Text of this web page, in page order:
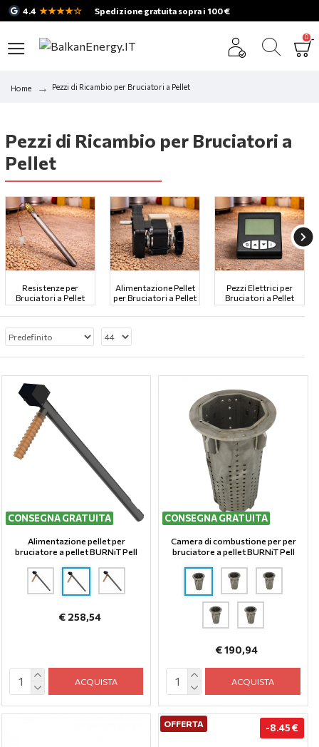
4.4 ★★★★☆ Spedizione gratuita sopra i 100 €
0
Home Pezzi di Ricambio per Bruciatori a Pellet
Pezzi di Ricambio per Bruciatori a
Pellet
Resistenze per
Bruciatori a Pellet
Alimentazione Pellet
per Bruciatori a Pellet
Pezzi Elettrici per
Bruciatori a Pellet
CONSEGNA GRATUITA
Alimentazione pellet per
bruciatore a pellet BURNiT Pell
€ 258,54
ACQUISTA
CONSEGNA GRATUITA
Camera di combustione per per
bruciatore a pellet BURNiT Pell
€ 190,94
ACQUISTA
OFFERTA -8.45 €